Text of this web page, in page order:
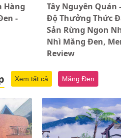
Hàng
-
Tây Nguyên Quán
Độ Thưởng Thức
Sản Rừng Ngon
Nhì Măng Đen,
Review
Xem tất cả Măng Đen